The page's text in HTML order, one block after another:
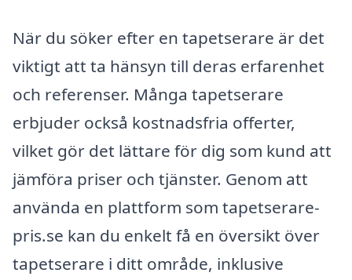
När du söker efter en tapetserare är det
viktigt att ta hänsyn till deras erfarenhet
och referenser. Många tapetserare
erbjuder också kostnadsfria offerter,
vilket gör det lättare för dig som kund att
jämföra priser och tjänster. Genom att
använda en plattform som tapetserare-
pris.se kan du enkelt få en översikt över
tapetserare i ditt område, inklusive